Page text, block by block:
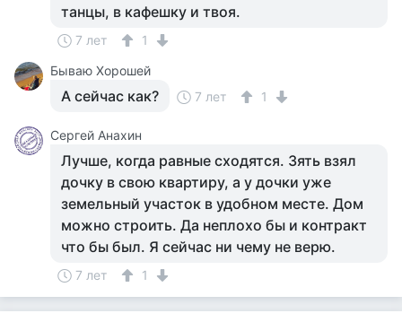
танцы, в кафешку и твоя.
7 лет
1
Бываю Хорошей
А сейчас как? 7 лет 1
Сергей Анахин
Лучше, когда равные сходятся. Зять взял
дочку в свою квартиру, а у дочки уже
земельный участок в удобном месте. Дом
можно строить. Да неплохо бы и контракт
что бы был. Я сейчас ни чему не верю.
7 лет 1